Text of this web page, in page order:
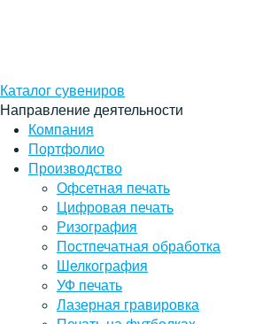
Каталог сувениров
Направление деятельности
Компания
Портфолио
Производство
Офсетная печать
Цифровая печать
Ризография
Постпечатная обработка
Шелкография
УФ печать
Лазерная гравировка